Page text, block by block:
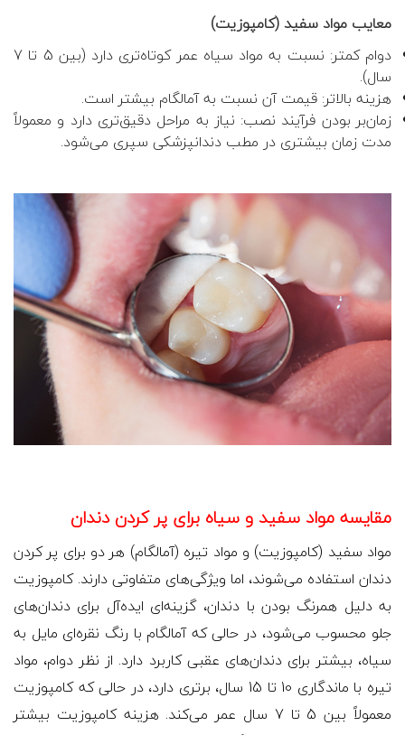
معایب مواد سفید (کامپوزیت)
دوام کمتر: نسبت به مواد سیاه عمر کوتاه‌تری دارد (بین 5 تا 7
سال).
هزینه بالاتر: قیمت آن نسبت به آمالگام بیشتر است.
زمان‌بر بودن فرآیند نصب: نیاز به مراحل دقیق‌تری دارد و معمولاً
مدت زمان بیشتری در مطب دندانپزشکی سپری می‌شود.
مقایسه مواد سفید و سیاه برای پر کردن دندان
مواد سفید (کامپوزیت) و مواد تیره (آمالگام) هر دو برای پر کردن
دندان استفاده می‌شوند، اما ویژگی‌های متفاوتی دارند. کامپوزیت
به دلیل همرنگ بودن با دندان، گزینه‌ای ایده‌آل برای دندان‌های
جلو محسوب می‌شود، در حالی که آمالگام با رنگ نقره‌ای مایل به
سیاه، بیشتر برای دندان‌های عقبی کاربرد دارد. از نظر دوام، مواد
تیره با ماندگاری 10 تا 15 سال، برتری دارد، در حالی که کامپوزیت
معمولاً بین 5 تا 7 سال عمر می‌کند. هزینه کامپوزیت بیشتر